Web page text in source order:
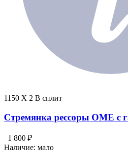
1150 X 2 В сплит
Стремянка рессоры OME с
1 800 ₽
Наличие: мало